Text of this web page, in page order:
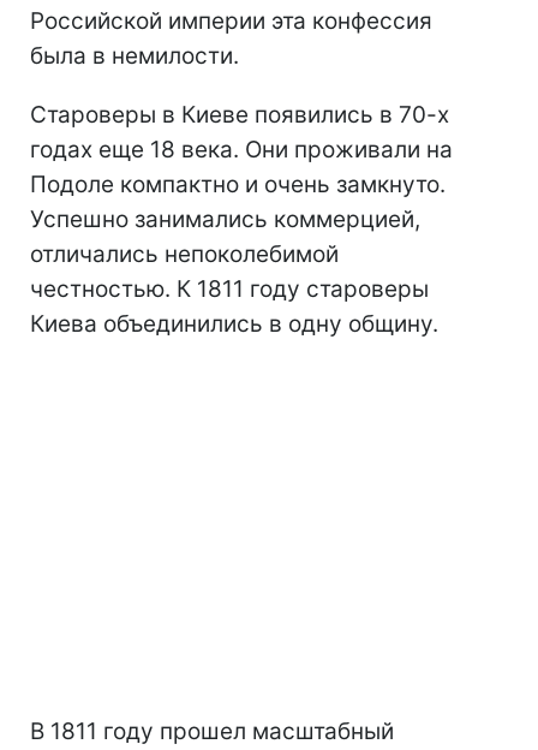
Российской империи эта конфессия
была в немилости.
Староверы в Киеве появились в 70-х
годах еще 18 века. Они проживали на
Подоле компактно и очень замкнуто.
Успешно занимались коммерцией,
отличались непоколебимой
честностью. К 1811 году староверы
Киева объединились в одну общину.
В 1811 году прошел масштабный